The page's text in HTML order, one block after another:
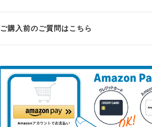
ご購入前のご質問はこちら